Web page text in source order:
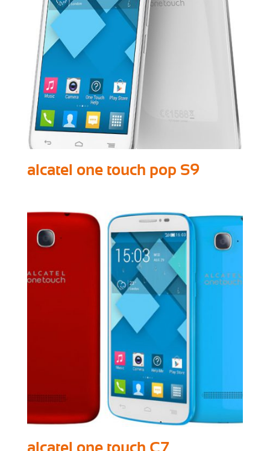
alcatel one touch pop S9